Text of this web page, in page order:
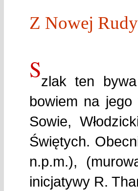
Z Nowej
Szlak ten
bowiem na
Sowie,
Świętych.
n.p.m.),
inicjatywy R.